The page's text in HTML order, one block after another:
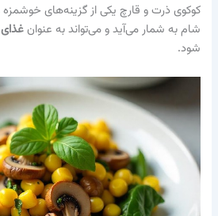
کوکوی ذرت و قارچ یکی از گزینه‌های خوشمزه
شام به شمار می‌آید و می‌تواند به عنوان
شود.